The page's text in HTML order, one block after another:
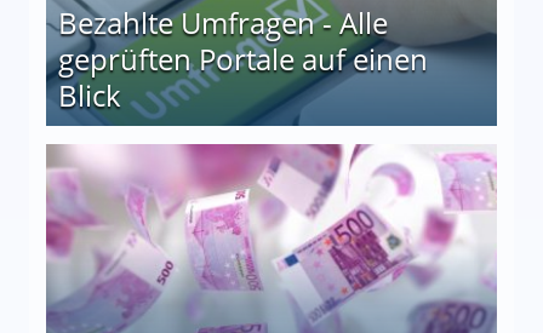
Bezahlte Umfragen - Alle
geprüften Portale auf einen
Blick
auf einen Blick